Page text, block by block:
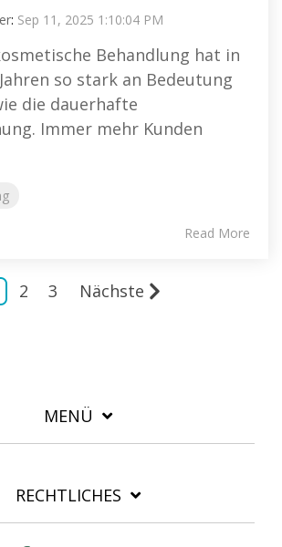
: Sep 11, 2025 1:10:04 PM
Behandlung hat in
so stark an Bedeutung
die dauerhafte
Immer mehr Kunden
Read More
2 3 Nächste
MENÜ
RECHTLICHES